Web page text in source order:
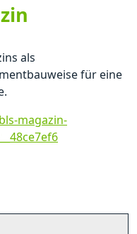
als
für eine